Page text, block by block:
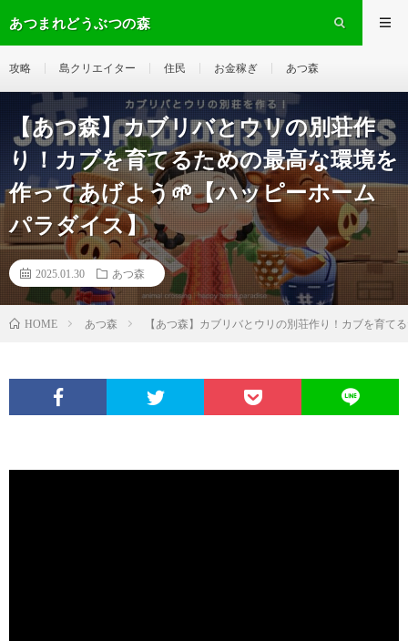
あつまれどうぶつの森
攻略 島クリエイター 住民 お金稼ぎ あつ森
【あつ森】カブリバとウリの別荘作
り！カブを育てるための最高な環境を
作ってあげよう🌱【ハッピーホーム
パラダイス】
2025.01.30 あつ森
HOME あつ森 【あつ森】カブリバとウリの別荘作り！カブを育